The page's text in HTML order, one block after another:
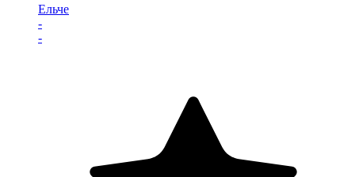
Ельче
-
-